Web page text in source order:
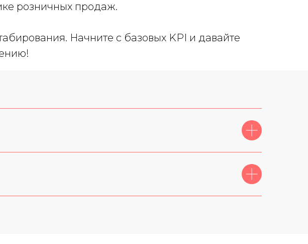
розничных продаж.
Начните с базовых KPI и давайте